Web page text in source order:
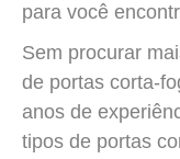
para você
Sem procurar
de portas corta-
anos de
tipos de portas